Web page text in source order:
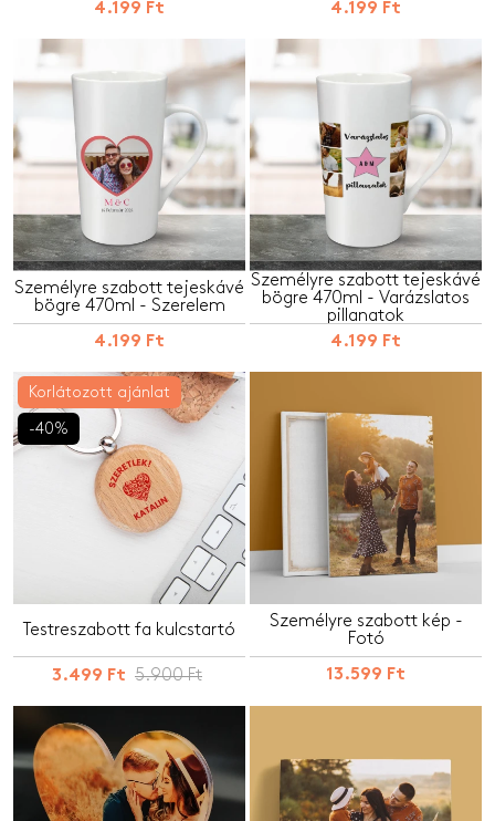
4.199 Ft 4.199 Ft
Személyre szabott tejeskávé
bögre 470ml - Szerelem
4.199 Ft
Személyre szabott tejeskávé
bögre 470ml - Varázslatos
pillanatok
4.199 Ft
Korlátozott ajánlat
-40%
Testreszabott fa kulcstartó
3.499 Ft 5.900 Ft
Személyre szabott kép -
Fotó
13.599 Ft